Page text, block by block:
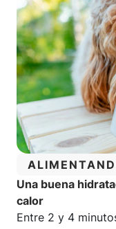
CATEGORÍA:
Una buena
calor
Tiempo estimado
Entre 2 y 4